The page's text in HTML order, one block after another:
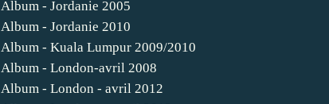
Album - Jordanie 2005
Album - Jordanie 2010
Album - Kuala Lumpur 2009/2010
Album - London-avril 2008
Album - London - avril 2012